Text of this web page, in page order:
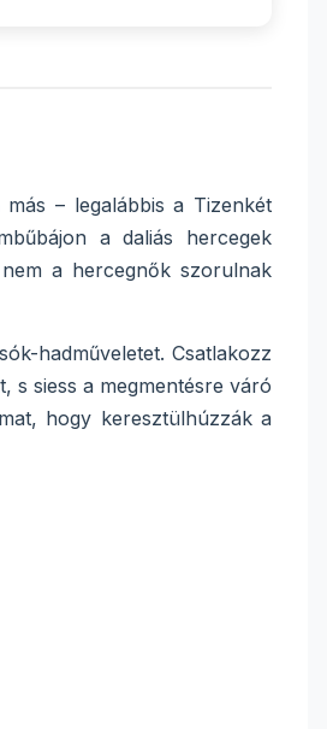
– legalábbis a Tizenkét
a daliás hercegek
a hercegnők szorulnak
hadműveletet. Csatlakozz
s siess a megmentésre váró
hogy keresztülhúzzák a